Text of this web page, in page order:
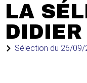
LA
Sélection du 26/09/